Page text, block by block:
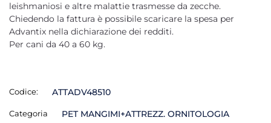
leishmaniosi e altre malattie trasmesse da zecche.
Chiedendo la fattura è possibile scaricare la spesa per
Advantix nella dichiarazione dei redditi.
Per cani da 40 a 60 kg.
Codice: ATTADV48510
Categoria PET MANGIMI+ATTREZZ. ORNITOLOGIA